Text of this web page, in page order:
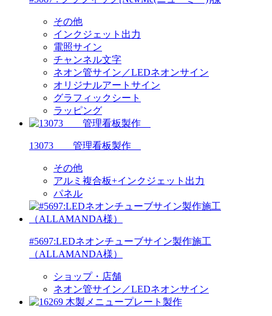
その他
インクジェット出力
電照サイン
チャンネル文字
ネオン管サイン／LEDネオンサイン
オリジナルアートサイン
グラフィックシート
ラッピング
13073 管理看板製作
その他
アルミ複合板+インクジェット出力
パネル
#5697:LEDネオンチューブサイン製作施工
（ALLAMANDA様）
ショップ・店舗
ネオン管サイン／LEDネオンサイン